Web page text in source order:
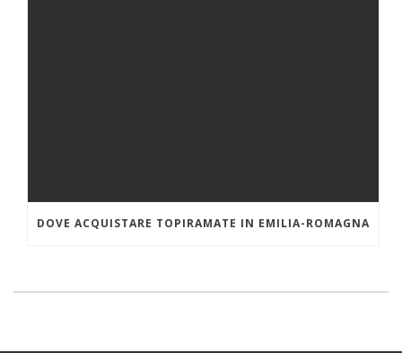
DOVE ACQUISTARE TOPIRAMATE IN EMILIA-ROMAGNA